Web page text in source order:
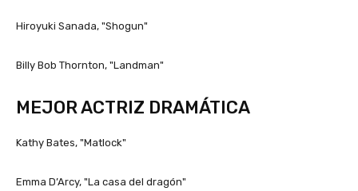
Hiroyuki Sanada, "Shogun"
Billy Bob Thornton, "Landman"
MEJOR ACTRIZ DRAMÁTICA
Kathy Bates, "Matlock"
Emma D’Arcy, "La casa del dragón"